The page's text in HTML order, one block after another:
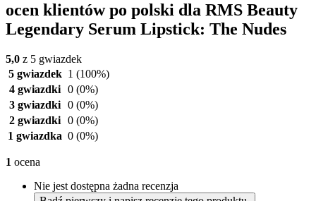
ocen klientów po polski dla RMS Beauty
Legendary Serum Lipstick: The Nudes
5,0 z 5 gwiazdek
5 gwiazdek 1 (100%)
4 gwiazdki 0 (0%)
3 gwiazdki 0 (0%)
2 gwiazdki 0 (0%)
1 gwiazdka 0 (0%)
1 ocena
Nie jest dostępna żadna recenzja